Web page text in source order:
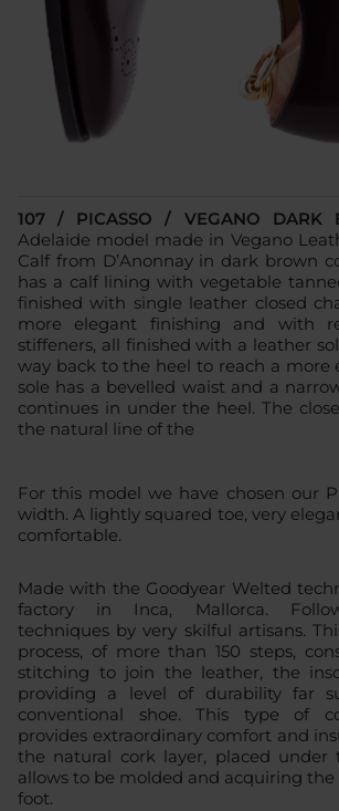
107 / PICASSO / VEGANO DARK
Adelaide model made in Vegano
Calf from D’Anonnay in dark brown
has a calf lining with vegetable
finished with single leather closed
more elegant finishing and with
stiffeners, all finished with a leather
way back to the heel to reach a more
sole has a bevelled waist and a
continues in under the heel. The
the natural line of the
For this model we have chosen our
width. A lightly squared toe, very
comfortable.
Made with the Goodyear Welted
factory in Inca, Mallorca.
techniques by very skilful artisans.
process, of more than 150 steps,
stitching to join the leather, the
providing a level of durability far
conventional shoe. This type of
provides extraordinary comfort and
the natural cork layer, placed under
allows to be molded and acquiring
foot.